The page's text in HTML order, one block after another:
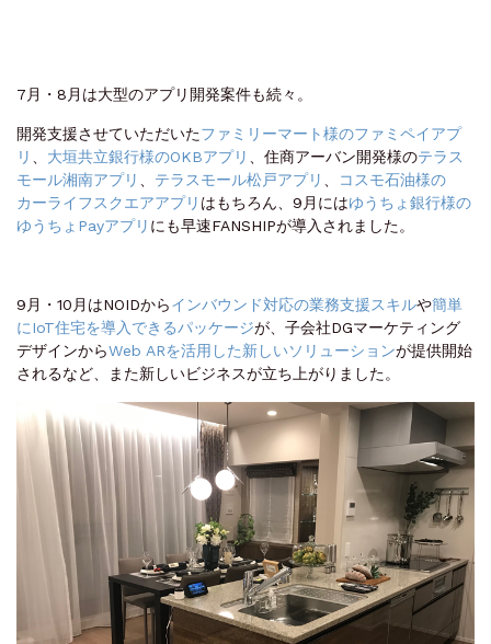
7月・8月は大型のアプリ開発案件も続々。
開発支援させていただいたファミリーマート様のファミペイアプ
リ 、 大垣共立銀行様のOKBアプリ 、住商アーバン開発様のテラス
モール湘南アプリ 、 テラスモール松戸アプリ 、
コスモ石油様の
カーライフスクエアアプリ はもちろん、9月にはゆうちょ銀行様の
ゆうちょPayアプリ にも早速FANSHIPが導入されました。
9月・10月はNOIDからインバウンド対応の業務支援スキルや簡単
にIoT住宅を導入できるパッケージが、子会社DGマーケティング
デザインからWeb ARを活用した新しいソリューションが提供開始
されるなど、また新しいビジネスが立ち上がりました。